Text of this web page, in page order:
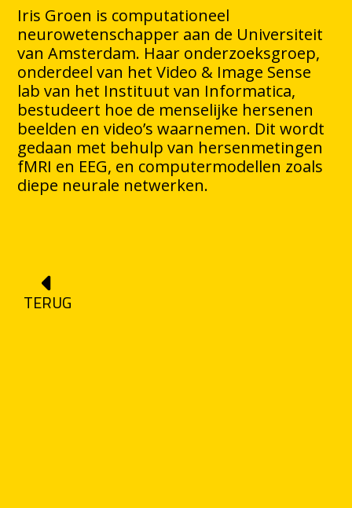
Iris Groen is computationeel
neurowetenschapper aan de Universiteit
van Amsterdam. Haar onderzoeksgroep,
onderdeel van het Video & Image Sense
lab van het Instituut van Informatica,
bestudeert hoe de menselijke hersenen
beelden en video’s waarnemen. Dit wordt
gedaan met behulp van hersenmetingen
fMRI en EEG, en computermodellen zoals
diepe neurale netwerken.
TERUG